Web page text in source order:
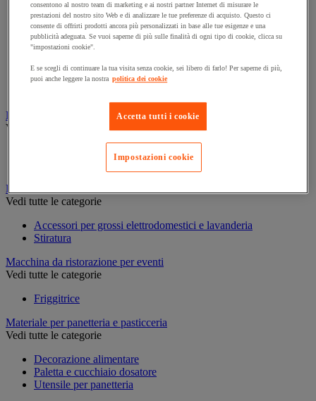
Barbecue e accessori
Cucina e piano cottura
Cuoci uova e bollitori
Forno e forno a microonde
Griglia
Plancha
Frigorifero e gestione del freddo
Vedi tutte le categorie
Frigorifero e congelatore
Lavanderia
Vedi tutte le categorie
Accessori per grossi elettrodomestici e lavanderia
Stiratura
Macchina da ristorazione per eventi
Vedi tutte le categorie
Friggitrice
Materiale per panetteria e pasticceria
Vedi tutte le categorie
Decorazione alimentare
Paletta e cucchiaio dosatore
Utensile per panetteria
consentono al nostro team di marketing e ai nostri partner Internet di misurare le
prestazioni del nostro sito Web e di analizzare le tue preferenze di acquisto. Questo ci
consente di offrirti prodotti ancora più personalizzati in base alle tue esigenze e una
pubblicità adeguata. Se vuoi saperne di più sulle finalità di ogni tipo di cookie, clicca su
"impostazioni cookie".
E se scegli di continuare la tua visita senza cookie, sei libero di farlo! Per saperne di più,
puoi anche leggere la nostra politica dei cookie
Accetta tutti i cookie
Impostazioni cookie